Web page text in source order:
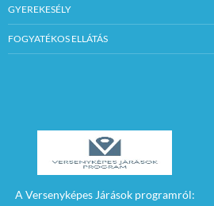
GYEREKESÉLY
FOGYATÉKOS ELLÁTÁS
A Versenyképes Járások programról: